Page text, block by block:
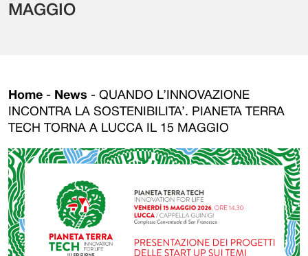
MAGGIO
Home - News - QUANDO L’INNOVAZIONE
INCONTRA LA SOSTENIBILITA’. PIANETA TERRA
TECH TORNA A LUCCA IL 15 MAGGIO